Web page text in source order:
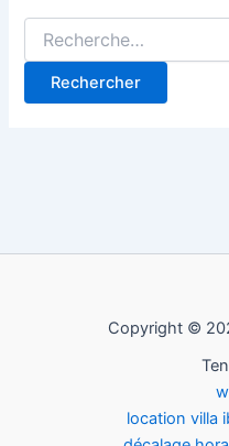
Copyright ©
location villa